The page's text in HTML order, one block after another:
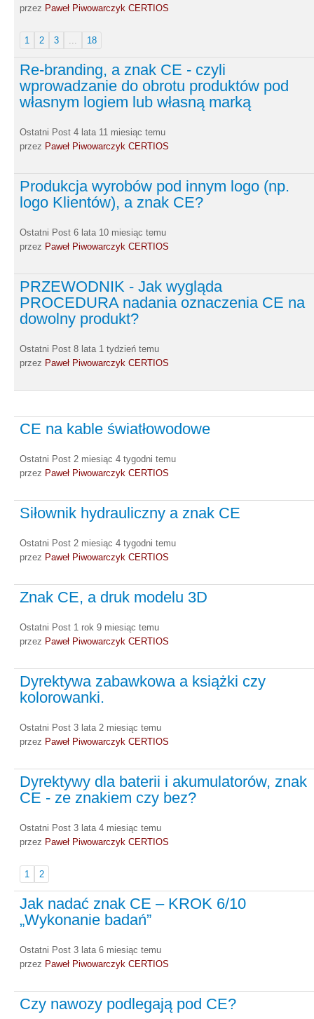
przez Paweł Piwowarczyk CERTIOS
1 2 3 18
Re-branding, a znak CE - czyli
wprowadzanie do obrotu produktów pod
własnym logiem lub własną marką
Ostatni Post 4 lata 11 miesiąc temu
przez Paweł Piwowarczyk CERTIOS
Produkcja wyrobów pod innym logo (np.
logo Klientów), a znak CE?
Ostatni Post 6 lata 10 miesiąc temu
przez Paweł Piwowarczyk CERTIOS
PRZEWODNIK - Jak wygląda
PROCEDURA nadania oznaczenia CE na
dowolny produkt?
Ostatni Post 8 lata 1 tydzień temu
przez Paweł Piwowarczyk CERTIOS
CE na kable światłowodowe
Ostatni Post 2 miesiąc 4 tygodni temu
przez Paweł Piwowarczyk CERTIOS
Siłownik hydrauliczny a znak CE
Ostatni Post 2 miesiąc 4 tygodni temu
przez Paweł Piwowarczyk CERTIOS
Znak CE, a druk modelu 3D
Ostatni Post 1 rok 9 miesiąc temu
przez Paweł Piwowarczyk CERTIOS
Dyrektywa zabawkowa a książki czy
kolorowanki.
Ostatni Post 3 lata 2 miesiąc temu
przez Paweł Piwowarczyk CERTIOS
Dyrektywy dla baterii i akumulatorów, znak
CE - ze znakiem czy bez?
Ostatni Post 3 lata 4 miesiąc temu
przez Paweł Piwowarczyk CERTIOS
1 2
Jak nadać znak CE – KROK 6/10
„Wykonanie badań”
Ostatni Post 3 lata 6 miesiąc temu
przez Paweł Piwowarczyk CERTIOS
Czy nawozy podlegają pod CE?